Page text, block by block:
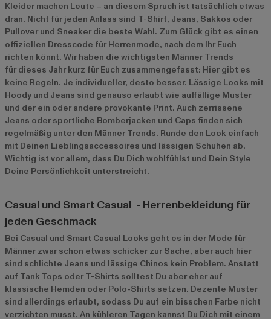
Kleider machen Leute – an diesem Spruch ist tatsächlich etwas
dran. Nicht für jeden Anlass sind T-Shirt, Jeans, Sakkos oder
Pullover und Sneaker die beste Wahl. Zum Glück gibt es einen
offiziellen Dresscode für Herrenmode, nach dem Ihr Euch
richten könnt. Wir haben die wichtigsten Männer Trends
für dieses Jahr kurz für Euch zusammengefasst: Hier gibt es
keine Regeln. Je individueller, desto besser. Lässige Looks mit
Hoody und Jeans sind genauso erlaubt wie auffällige Muster
und der ein oder andere provokante Print. Auch zerrissene
Jeans oder sportliche Bomberjacken und Caps finden sich
regelmäßig unter den Männer Trends. Runde den Look einfach
mit Deinen Lieblingsaccessoires und lässigen Schuhen ab.
Wichtig ist vor allem, dass Du Dich wohlfühlst und Dein Style
Deine Persönlichkeit unterstreicht.
Casual und Smart Casual - Herrenbekleidung für
jeden Geschmack
Bei Casual und Smart Casual Looks geht es in der Mode für
Männer zwar schon etwas schicker zur Sache, aber auch hier
sind schlichte Jeans und lässige Chinos kein Problem. Anstatt
auf Tank Tops oder T-Shirts solltest Du aber eher auf
klassische Hemden oder Polo-Shirts setzen. Dezente Muster
sind allerdings erlaubt, sodass Du auf ein bisschen Farbe nicht
verzichten musst. An kühleren Tagen kannst Du Dich mit einem